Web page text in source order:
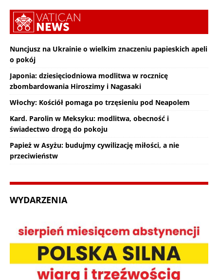
Nuncjusz na Ukrainie o wielkim znaczeniu papieskich apeli
o pokój
Japonia: dziesięciodniowa modlitwa w rocznicę
zbombardowania Hiroszimy i Nagasaki
Włochy: Kościół pomaga po trzęsieniu pod Neapolem
Kard. Parolin w Meksyku: modlitwa, obecność i
świadectwo drogą do pokoju
Papież w Asyżu: budujmy cywilizację miłości, a nie
przeciwieństw
WYDARZENIA